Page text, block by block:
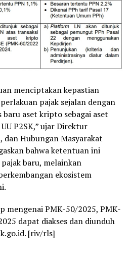
menciptakan kepastian
pajak sejalan dengan
aset kripto sebagai aset
P2SK,” ujar Direktur
dan Hubungan Masyarakat
bahwa ketentuan ini
baru, melainkan
ekosistem
mengenai PMK-50/2025, PMK-
dapat diakses dan diunduh
[riv/rls]